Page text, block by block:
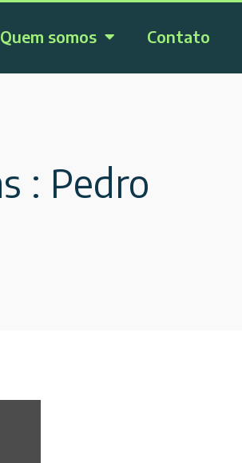
Quem somos Contato
: Pedro